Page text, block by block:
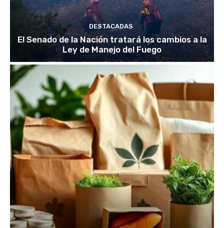
DESTACADAS
El Senado de la Nación tratará los cambios a la
Ley de Manejo del Fuego